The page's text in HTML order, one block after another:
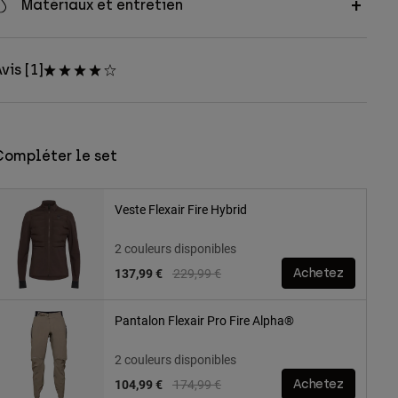
Matériaux et entretien
[1]
le set
Veste Flexair Fire Hybrid
2 couleurs disponibles
Price reduced from
229,99 €to
137,99 € Achetez
Pantalon Flexair Pro Fire Alpha®
2 couleurs disponibles
Price reduced from
174,99 €to
104,99 € Achetez